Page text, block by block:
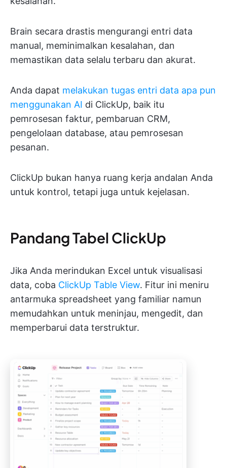
Brain secara drastis mengurangi entri data
manual, meminimalkan kesalahan, dan
memastikan data selalu terbaru dan akurat.
Anda dapat melakukan tugas entri data apa pun
menggunakan AI di ClickUp, baik itu
pemrosesan faktur, pembaruan CRM,
pengelolaan database, atau pemrosesan
pesanan.
ClickUp bukan hanya ruang kerja andalan Anda
untuk kontrol, tetapi juga untuk kejelasan.
Pandang Tabel ClickUp
Jika Anda merindukan Excel untuk visualisasi
data, coba ClickUp Table View. Fitur ini meniru
antarmuka spreadsheet yang familiar namun
memudahkan untuk meninjau, mengedit, dan
memperbarui data terstruktur.